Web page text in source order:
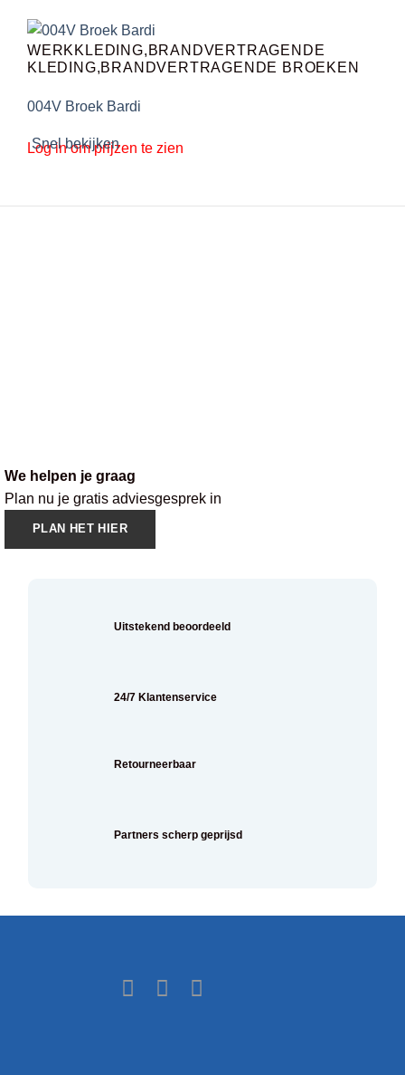
Snel bekijken
WERKKLEDING,BRANDVERTRAGENDE
KLEDING,BRANDVERTRAGENDE BROEKEN
004V Broek Bardi
Log in om prijzen te zien
We helpen je graag
Plan nu je gratis adviesgesprek in
PLAN HET HIER
Uitstekend beoordeeld
24/7 Klantenservice
Retourneerbaar
Partners scherp geprijsd